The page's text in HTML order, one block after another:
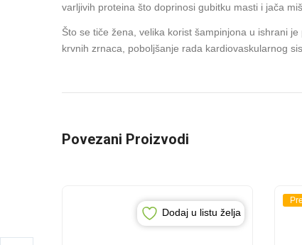
varljivih proteina što doprinosi gubitku masti i jača
Što se tiče žena, velika korist šampinjona u ishrani
krvnih zrnaca, poboljšanje rada kardiovaskularnog
Povezani Proizvodi
Dodaj u listu želja